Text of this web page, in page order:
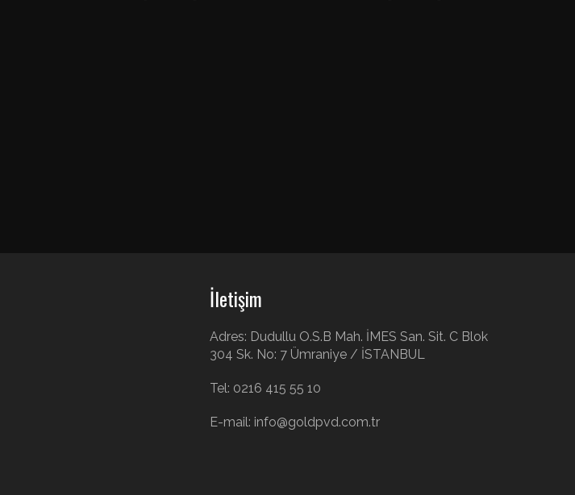
İletişim
Adres: Dudullu O.S.B Mah. İMES San. Sit. C Blok
304 Sk. No: 7 Ümraniye / İSTANBUL
Tel: 0216 415 55 10
E-mail: info@goldpvd.com.tr